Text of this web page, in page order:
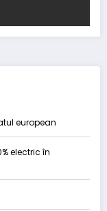
european
electric în